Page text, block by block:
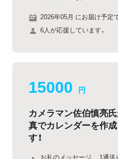
2026年05月 にお届け予定
6人が応援しています。
15000 円
カメラマン佐伯慎亮
真でカレンダーを作
す！
お礼のメッセージ 1通送